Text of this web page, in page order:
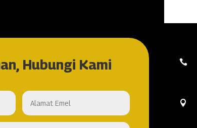
Hubungi Kami 
